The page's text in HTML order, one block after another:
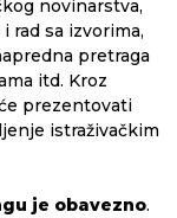
novinarstva,
rad sa izvorima,
pretraga
itd. Kroz
prezentovati
istraživačkim
je obavezno.